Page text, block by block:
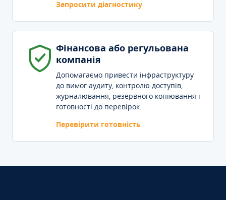
Запросити діагностику
Фінансова або регульована
компанія
Допомагаємо привести інфраструктуру
до вимог аудиту, контролю доступів,
журналювання, резервного копіювання і
готовності до перевірок.
Перевірити готовність